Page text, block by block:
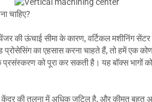
चाहिए?
ऊंचाई सीमा के कारण, वर्टिकल मशीनिंग सेंटर
प्रोसेसिंग का एहसास करना चाहते हैं, तो हमें एक
को पूरा कर सकती है। यह बॉक्स भागों
केंद्र की तुलना में अधिक जटिल है, और कीमत बहुत